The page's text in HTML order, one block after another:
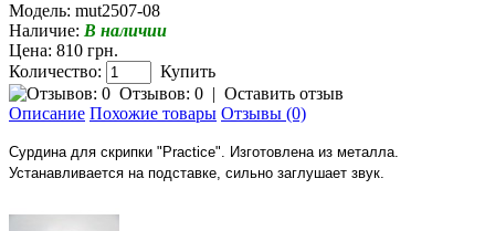
Модель: mut2507-08
Наличие: В наличии
Цена: 810 грн.
Количество:
Купить
Отзывов: 0 | Оставить отзыв
Описание Похожие товары Отзывы (0)
Сурдина для скрипки "Practice". Изготовлена из металла.
Устанавливается на подставке, сильно заглушает звук.